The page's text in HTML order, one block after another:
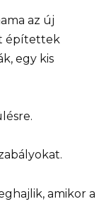
az új
építettek
egy kis
amikor a